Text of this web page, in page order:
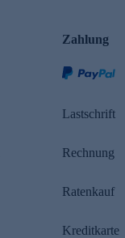
Zahlung
Lastschrift
Rechnung
Ratenkauf
Kreditkarte